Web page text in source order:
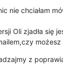
nie chciałam
Oli zjadła się
z